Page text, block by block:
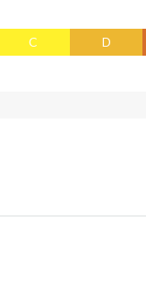
C D